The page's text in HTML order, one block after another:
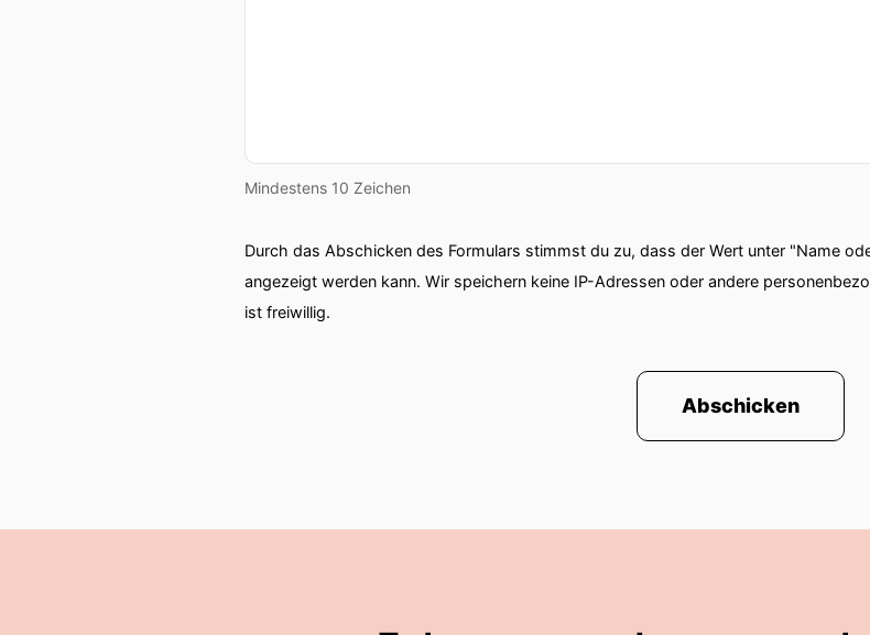
Mindestens 10 Zeichen
Durch das Abschicken des Formulars stimmst du zu, dass der Wert unter "Name
angezeigt werden kann. Wir speichern keine IP-Adressen oder andere
ist freiwillig.
Abschicken